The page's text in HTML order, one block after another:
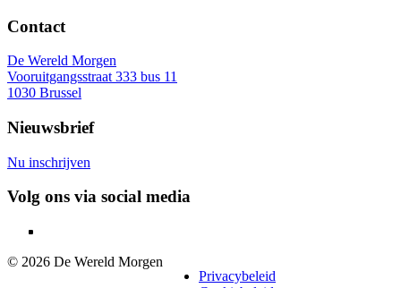
Contact
De Wereld Morgen
Vooruitgangsstraat 333 bus 11
1030 Brussel
Nieuwsbrief
Nu inschrijven
Volg ons via social media
© 2026 De Wereld Morgen
LegaalPrivacybeleid